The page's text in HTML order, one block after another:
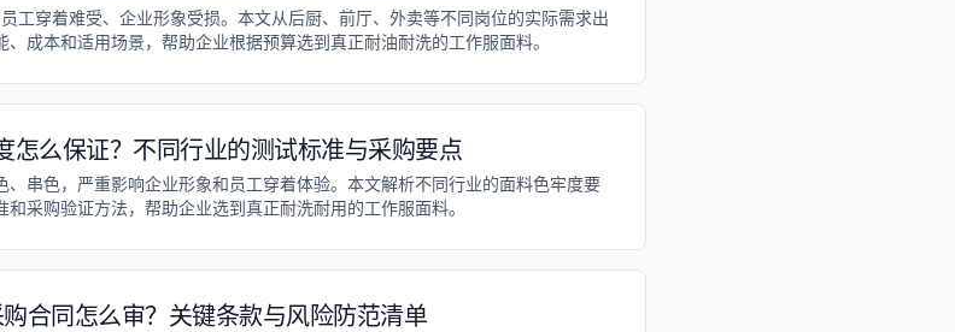
工穿着难受、企业形象受损。本文从后厨、前厅、外卖等不同岗位的实际需求出
成本和适用场景，帮助企业根据预算选到真正耐油耐洗的工作服面料。
怎么保证？不同行业的测试标准与采购要点
串色，严重影响企业形象和员工穿着体验。本文解析不同行业的面料色牢度要
和采购验证方法，帮助企业选到真正耐洗耐用的工作服面料。
合同怎么审？关键条款与风险防范清单